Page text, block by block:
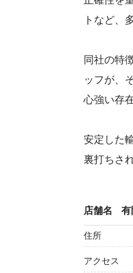
トなど、
同社の特
ッフが、
心強い存
安定した
裏打ちさ
店舗名 有
住所
アクセス